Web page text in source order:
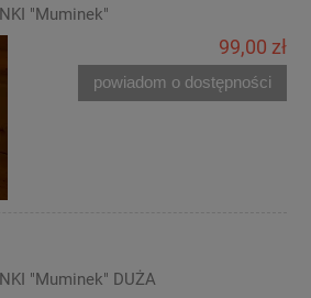
"Muminek"
99,00 zł
powiadom o dostępności
"Muminek" DUŻA